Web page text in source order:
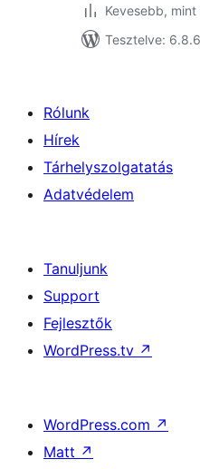
Kevesebb,
Tesztelve: 6.8.6
Rólunk
Hírek
Tárhelyszolgatatás
Adatvédelem
Tanuljunk
Support
Fejlesztők
WordPress.tv ↗
WordPress.com ↗
Matt ↗